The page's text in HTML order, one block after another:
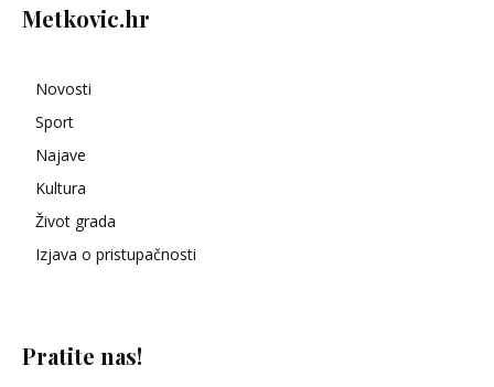
Metkovic.hr
Novosti
Sport
Najave
Kultura
Život grada
Izjava o pristupačnosti
Pratite nas!